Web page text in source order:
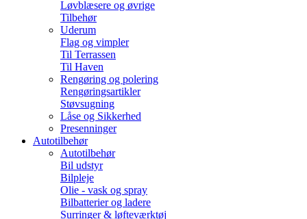
Løvblæsere og øvrige
Tilbehør
Uderum
Flag og vimpler
Til Terrassen
Til Haven
Rengøring og polering
Rengøringsartikler
Støvsugning
Låse og Sikkerhed
Presenninger
Autotilbehør
Autotilbehør
Bil udstyr
Bilpleje
Olie - vask og spray
Bilbatterier og ladere
Surringer & løfteværktøj